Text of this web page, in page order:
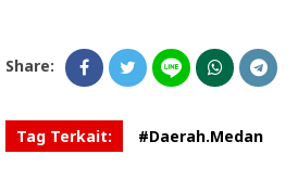
Share:
Tag Terkait: #Daerah.Medan